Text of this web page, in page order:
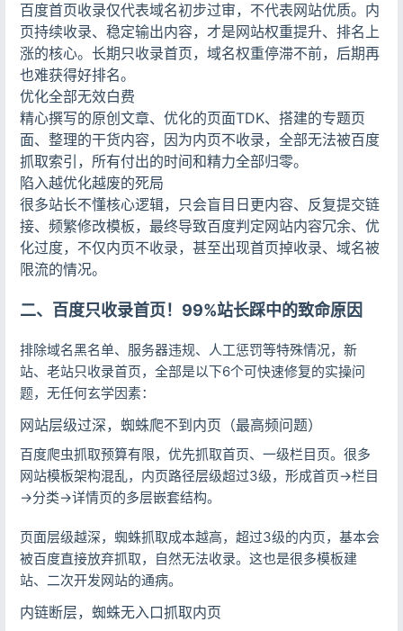
百度首页收录仅代表域名初步过审，不代表网站优质。内
页持续收录、稳定输出内容，才是网站权重提升、排名上
涨的核心。长期只收录首页，域名权重停滞不前，后期再
也难获得好排名。
优化全部无效白费
精心撰写的原创文章、优化的页面TDK、搭建的专题页
面、整理的干货内容，因为内页不收录，全部无法被百度
抓取索引，所有付出的时间和精力全部归零。
陷入越优化越废的死局
很多站长不懂核心逻辑，只会盲目日更内容、反复提交链
接、频繁修改模板，最终导致百度判定网站内容冗余、优
化过度，不仅内页不收录，甚至出现首页掉收录、域名被
限流的情况。
二、百度只收录首页！99%站长踩中的致命原因
排除域名黑名单、服务器违规、人工惩罚等特殊情况，新
站、老站只收录首页，全部是以下6个可快速修复的实操问
题，无任何玄学因素：
网站层级过深，蜘蛛爬不到内页（最高频问题）
百度爬虫抓取预算有限，优先抓取首页、一级栏目页。很多
网站模板架构混乱，内页路径层级超过3级，形成首页→栏目
→分类→详情页的多层嵌套结构。
页面层级越深，蜘蛛抓取成本越高，超过3级的内页，基本会
被百度直接放弃抓取，自然无法收录。这也是很多模板建
站、二次开发网站的通病。
内链断层，蜘蛛无入口抓取内页